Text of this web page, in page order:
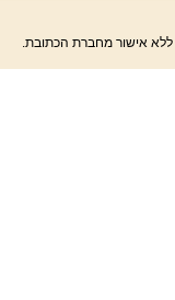
ללא אישור מחברת הכתובת.